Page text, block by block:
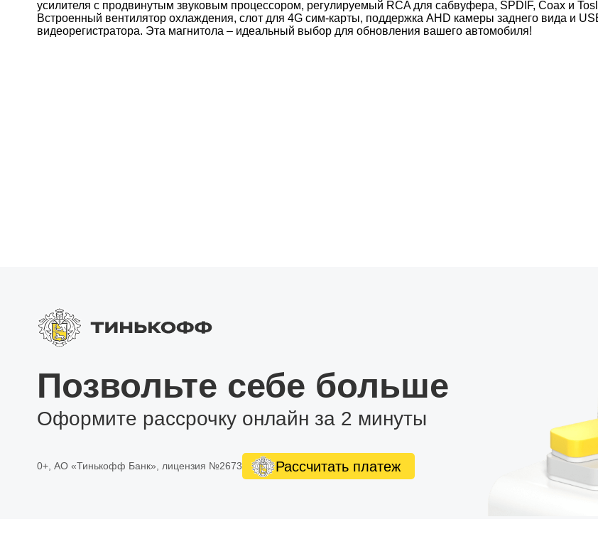
усилителя с продвинутым звуковым процессором, регулируемый RCA для сабвуфера, SPDIF, Coax и
Встроенный вентилятор охлаждения, слот для 4G сим-карты, поддержка AHD камеры заднего вида и
видеорегистратора. Эта магнитола – идеальный выбор для обновления вашего автомобиля!
Позвольте себе больше
Оформите рассрочку онлайн за 2 минуты
0+, АО «Тинькофф Банк», лицензия №2673 Рассчитать платеж